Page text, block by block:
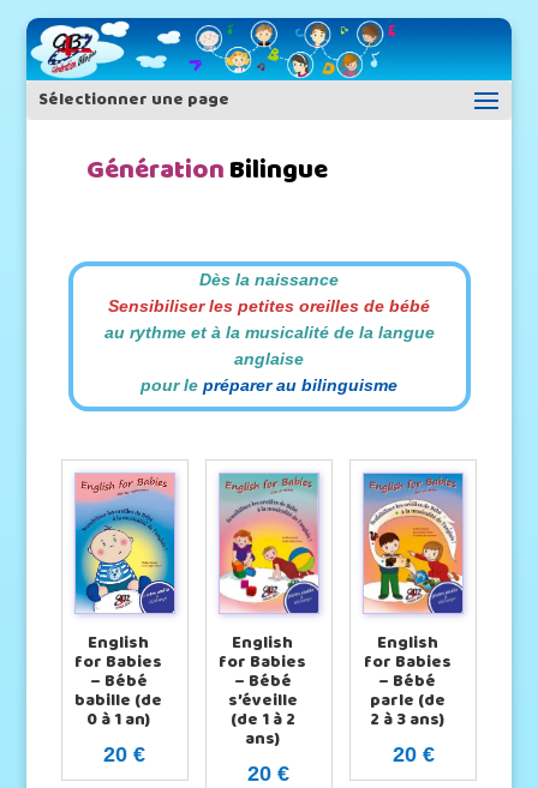
Sélectionner une page
GénérationBilingue
Dès la naissance
Sensibiliser les petites oreilles de bébé
au rythme et à la musicalité de la langue
anglaise
pour le préparer au bilinguisme
English
for Babies
– Bébé
babille (de
0 à 1 an)
20 €
English
for Babies
– Bébé
s’éveille
(de 1 à 2
ans)
20 €
English
for Babies
– Bébé
parle (de
2 à 3 ans)
20 €